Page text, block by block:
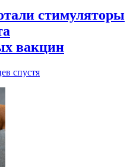
стимуляторы
вакцин
спустя